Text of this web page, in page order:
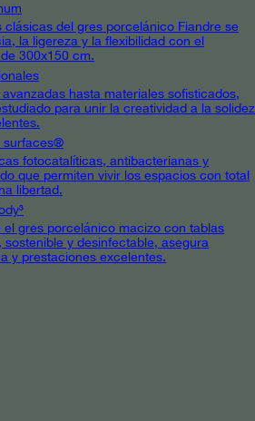
clásicas del gres porcelánico Fiandre se
la ligereza y la flexibilidad con el
300x150 cm.
hasta materiales sofisticados,
para unir la creatividad a la solidez
surfaces®
fotocatalíticas, antibacterianas y
que permiten vivir los espacios con total
libertad.
el gres porcelánico macizo con tablas
sostenible y desinfectable, asegura
y prestaciones excelentes.